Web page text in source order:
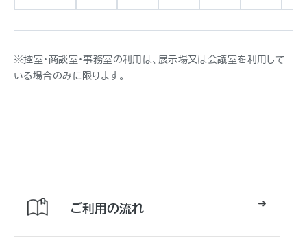
※控室・商談室・事務室の利用は、展示場又は会議室を利用して
いる場合のみに限ります。
ご利用の流れ